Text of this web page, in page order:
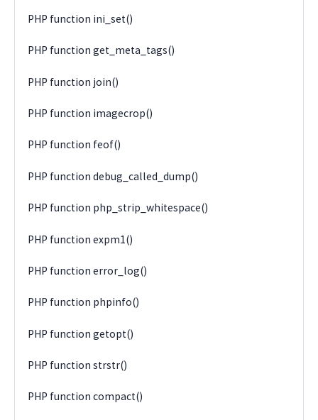
PHP function ini_set()
PHP function get_meta_tags()
PHP function join()
PHP function imagecrop()
PHP function feof()
PHP function debug_called_dump()
PHP function php_strip_whitespace()
PHP function expm1()
PHP function error_log()
PHP function phpinfo()
PHP function getopt()
PHP function strstr()
PHP function compact()